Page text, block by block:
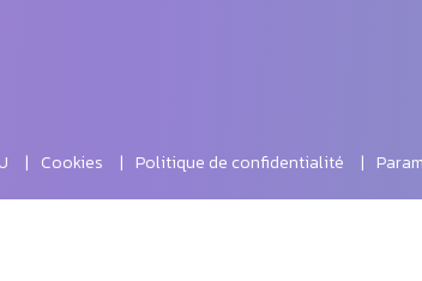
Cookies Politique de confidentialité